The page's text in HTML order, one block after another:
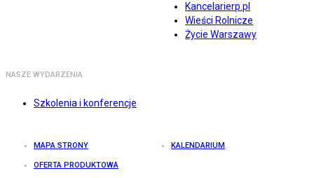
Kancelarierp.pl
Wieści Rolnicze
Życie Warszawy
NASZE WYDARZENIA
Szkolenia i konferencje
MAPA STRONY KALENDARIUM
OFERTA PRODUKTOWA